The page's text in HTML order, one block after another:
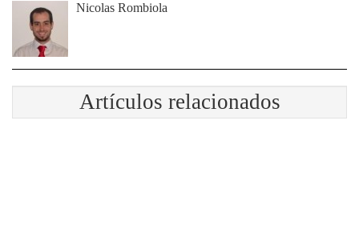
Nicolas Rombiola
Artículos relacionados